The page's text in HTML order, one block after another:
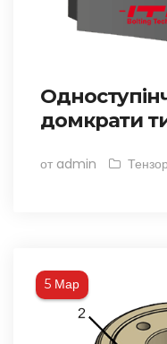
домкрати
от admin
5 Мар